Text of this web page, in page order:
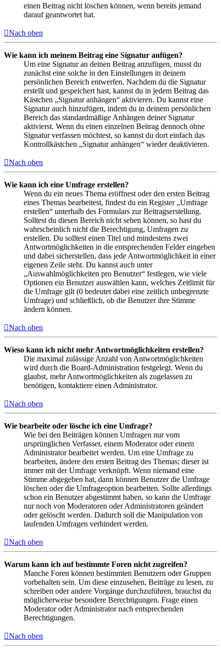
einen Beitrag nicht löschen können, wenn bereits jemand
darauf geantwortet hat.
Nach oben
Wie kann ich meinem Beitrag eine Signatur anfügen?
Um eine Signatur an deinen Beitrag anzufügen, musst du
zunächst eine solche in den Einstellungen in deinem
persönlichen Bereich entwerfen. Nachdem du die Signatur
erstellt und gespeichert hast, kannst du in jedem Beitrag das
Kästchen „Signatur anhängen“ aktivieren. Du kannst eine
Signatur auch hinzufügen, indem du in deinem persönlichen
Bereich das standardmäßige Anhängen deiner Signatur
aktivierst. Wenn du einen einzelnen Beitrag dennoch ohne
Signatur verfassen möchtest, so kannst du dort einfach das
Kontrollkästchen „Signatur anhängen“ wieder deaktivieren.
Nach oben
Wie kann ich eine Umfrage erstellen?
Wenn du ein neues Thema eröffnest oder den ersten Beitrag
eines Themas bearbeitest, findest du ein Register „Umfrage
erstellen“ unterhalb des Formulars zur Beitragserstellung.
Solltest du diesen Bereich nicht sehen können, so hast du
wahrscheinlich nicht die Berechtigung, Umfragen zu
erstellen. Du solltest einen Titel und mindestens zwei
Antwortmöglichkeiten in die entsprechenden Felder eingeben
und dabei sicherstellen, dass jede Antwortmöglichkeit in einer
eigenen Zeile steht. Du kannst auch unter
„Auswahlmöglichkeiten pro Benutzer“ festlegen, wie viele
Optionen ein Benutzer auswählen kann, welches Zeitlimit für
die Umfrage gilt (0 bedeutet dabei eine zeitlich unbegrenzte
Umfrage) und schließlich, ob die Benutzer ihre Stimme
ändern können.
Nach oben
Wieso kann ich nicht mehr Antwortmöglichkeiten erstellen?
Die maximal zulässige Anzahl von Antwortmöglichkeiten
wird durch die Board-Administration festgelegt. Wenn du
glaubst, mehr Antwortmöglichkeiten als zugelassen zu
benötigen, kontaktiere einen Administrator.
Nach oben
Wie bearbeite oder lösche ich eine Umfrage?
Wie bei den Beiträgen können Umfragen nur vom
ursprünglichen Verfasser, einem Moderator oder einem
Administrator bearbeitet werden. Um eine Umfrage zu
bearbeiten, ändere den ersten Beitrag des Themas; dieser ist
immer mit der Umfrage verknüpft. Wenn niemand eine
Stimme abgegeben hat, dann können Benutzer die Umfrage
löschen oder die Umfrageoption bearbeiten. Sollte allerdings
schon ein Benutzer abgestimmt haben, so kann die Umfrage
nur noch von Moderatoren oder Administratoren geändert
oder gelöscht werden. Dadurch soll die Manipulation von
laufenden Umfragen verhindert werden.
Nach oben
Warum kann ich auf bestimmte Foren nicht zugreifen?
Manche Foren können bestimmten Benutzern oder Gruppen
vorbehalten sein. Um diese einzusehen, Beiträge zu lesen, zu
schreiben oder andere Vorgänge durchzuführen, brauchst du
möglicherweise besondere Berechtigungen. Frage einen
Moderator oder Administrator nach entsprechenden
Berechtigungen.
Nach oben